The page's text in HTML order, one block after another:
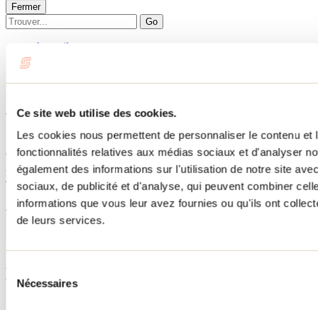
Ce site web utilise des cookies.
Les cookies nous permettent de personnaliser le contenu
fonctionnalités relatives aux médias sociaux et d'analyser
également des informations sur l'utilisation de notre site
sociaux, de publicité et d'analyse, qui peuvent combiner
informations que vous leur avez fournies ou qu'ils ont
de leurs services.
Sélection
Nécessaires
Fermer
Go
Accueil
À L'Équinoxe
Saint-Alphonse-Rodriguez
Chalets
À L'Équinoxe
41 rue Viateur
Saint-Alphonse-Rodriguez, QC J0K1W0
514 928-4306
No d'enregistrement304355
Besoin d'information?
Menu pied de page